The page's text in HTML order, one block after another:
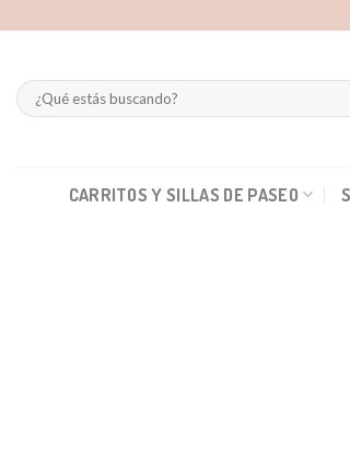
Buscar
por:
CARRITOS Y SILLAS DE PASEO